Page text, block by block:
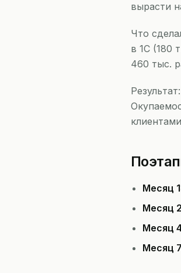
вырасти
Что
в 1С (180
460 тыс.
Месяц
Месяц
Месяц
Месяц